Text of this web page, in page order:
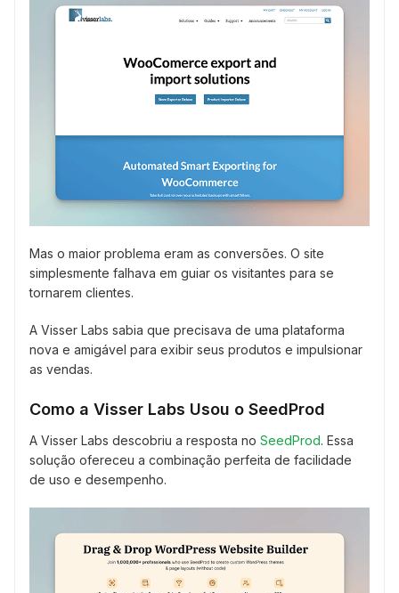
Mas o maior problema eram as conversões. O site
simplesmente falhava em guiar os visitantes para se
tornarem clientes.
A Visser Labs sabia que precisava de uma plataforma
nova e amigável para exibir seus produtos e impulsionar
as vendas.
Como a Visser Labs Usou o SeedProd
A Visser Labs descobriu a resposta no SeedProd. Essa
solução ofereceu a combinação perfeita de facilidade
de uso e desempenho.